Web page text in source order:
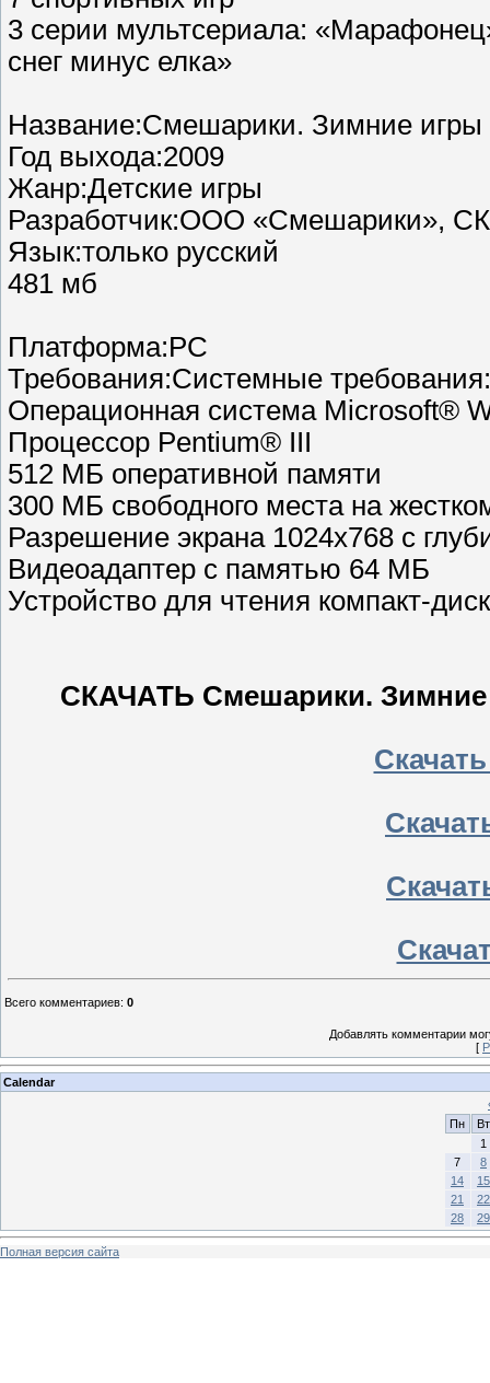
3 серии мультсериала:
снег минус елка»
Название:Смешарики. Зимние
Год выхода:2009
Жанр:Детские игры
Разработчик:ООО «Смешарики»,
Язык:только русский
481 мб
Платформа:PC
Требования:Системные требования:
Операционная система Microsoft®
Процессор Pentium® III
512 МБ оперативной памяти
300 МБ свободного места на
Разрешение экрана 1024х768 с
Видеоадаптер с памятью 64 МБ
Устройство для чтения компакт-
СКАЧАТЬ Смешарики.
Всего комментариев: 0
Добавлять комментарии
[
Calendar
Пн
Вт
1
7
8
14
15
21
22
28
29
Полная версия сайта